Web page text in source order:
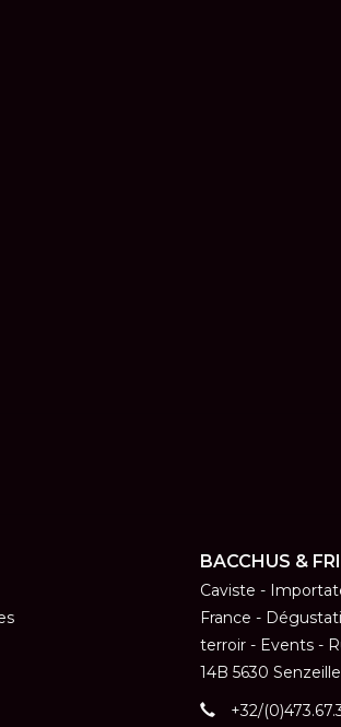
BACCHUS &
Caviste -
France -
terroir - Events -
14B 5630
+32/